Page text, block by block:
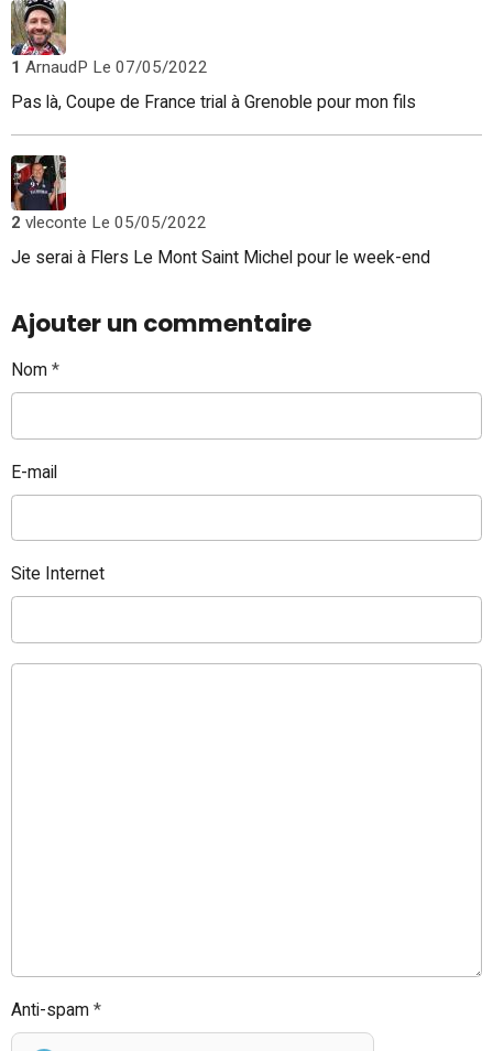
1 ArnaudP Le 07/05/2022
Pas là, Coupe de France trial à Grenoble pour mon fils
2 vleconte Le 05/05/2022
Je serai à Flers Le Mont Saint Michel pour le week-end
Ajouter un commentaire
Nom
E-mail
Site Internet
Anti-spam